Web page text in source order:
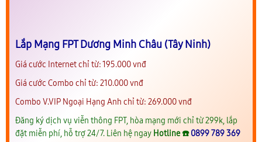
Lắp Mạng FPT Dương Minh Châu (Tây Ninh)
Giá cước Internet chỉ từ: 195.000 vnđ
Giá cước Combo chỉ từ: 210.000 vnđ
Combo V.VIP Ngoại Hạng Anh chỉ từ: 269.000 vnđ
Đăng ký dịch vụ viễn thông FPT, hòa mạng mới chỉ từ 299k, lắp
đặt miễn phí, hỗ trợ 24/7. Liên hệ ngay Hotline ☎️0899 789 369